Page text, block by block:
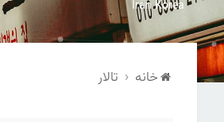
Iran Korea
خانه تالار